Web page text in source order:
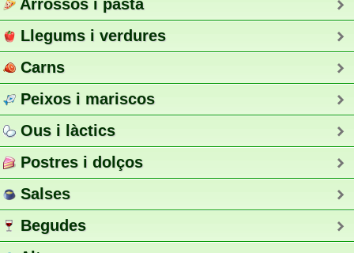
Arrossos i pasta
Llegums i verdures
Carns
Peixos i mariscos
Ous i làctics
Postres i dolços
Salses
Begudes